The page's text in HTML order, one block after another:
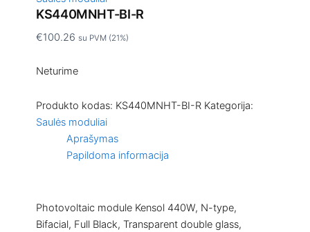
KS440MNHT-BI-R
€100.26 su PVM (21%)
Neturime
Produkto kodas: KS440MNHT-BI-R Kategorija:
Saulės moduliai
Aprašymas
Papildoma informacija
Photovoltaic module Kensol 440W, N-type,
Bifacial, Full Black, Transparent double glass,